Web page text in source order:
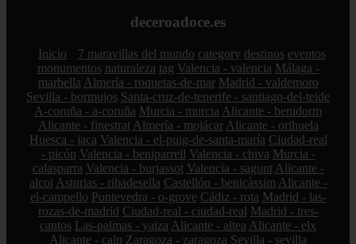
deceroadoce.es
Inicio 7 maravillas del mundo category destinos eventos
monumentos naturaleza tag Valencia - valencia Málaga -
marbella Almería - roquetas-de-mar Madrid - valdemoro
Sevilla - bormujos Santa-cruz-de-tenerife - santiago-del-teide
A-coruña - a-coruña Murcia - murcia Alicante - benidorm
Alicante - finestrat Almería - mojácar Alicante - orihuela
Huesca - jaca Valencia - el-puig-de-santa-maría Ciudad-real
- picón Valencia - beniparrell Valencia - chiva Murcia -
calasparra Valencia - burjassot Valencia - sagunt Alicante -
alcoi Asturias - ribadesella Castellón - benicàssim Alicante -
el-campello Pontevedra - o-grove Cádiz - rota Madrid - las-
rozas-de-madrid Ciudad-real - ciudad-real Madrid - tres-
cantos Las-palmas - yaiza Alicante - altea Alicante - elx
Alicante - calp Zaragoza - zaragoza Sevilla - sevilla